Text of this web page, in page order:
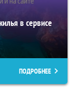
в сервисе
ПОДРОБНЕЕ